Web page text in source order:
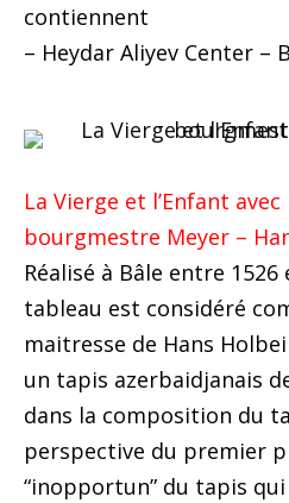
contiennent
– Heydar Aliyev Center –
La Vierge et l’Enfant
bourgmestre Meyer –
Réalisé à Bâle entre 1526
tableau est considéré
maitresse de Hans
un tapis azerbaidjanais
dans la composition du
perspective du premier
“inopportun” du tapis